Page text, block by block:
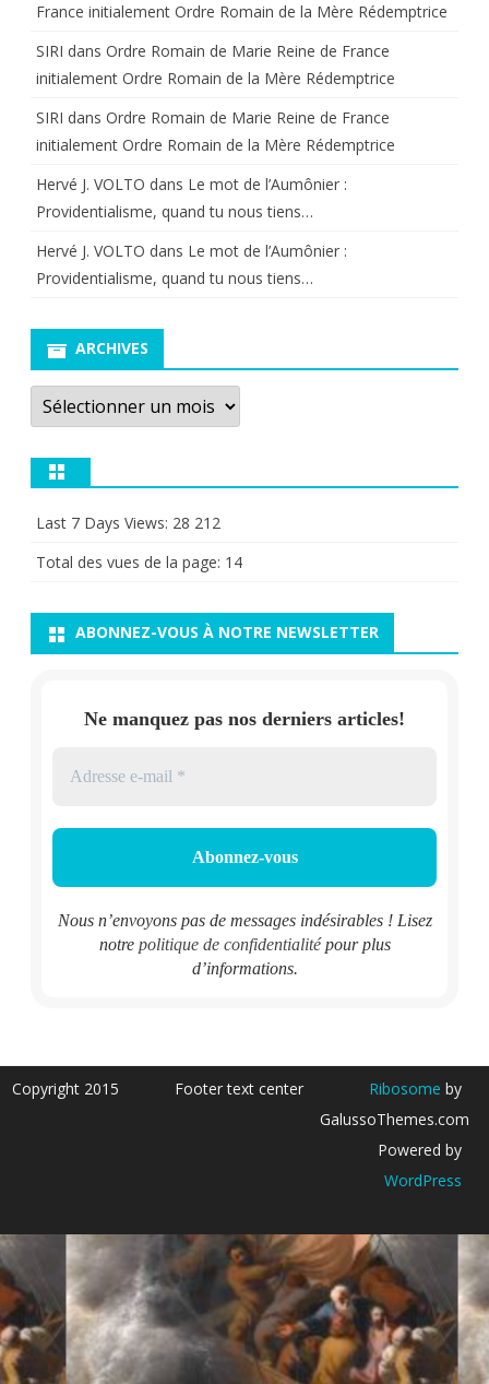
France initialement Ordre Romain de la Mère Rédemptrice
SIRI dans Ordre Romain de Marie Reine de France
initialement Ordre Romain de la Mère Rédemptrice
SIRI dans Ordre Romain de Marie Reine de France
initialement Ordre Romain de la Mère Rédemptrice
Hervé J. VOLTO dans Le mot de l’Aumônier :
Providentialisme, quand tu nous tiens…
Hervé J. VOLTO dans Le mot de l’Aumônier :
Providentialisme, quand tu nous tiens…
ARCHIVES
Archives
Last 7 Days Views: 28 212
Total des vues de la page: 14
ABONNEZ-VOUS À NOTRE NEWSLETTER
Ne manquez pas nos derniers articles!
Nous n’envoyons pas de messages indésirables ! Lisez
notre politique de confidentialitépour plus
d’informations.
Copyright 2015 Footer text center Ribosome by
GalussoThemes.com
Powered by
WordPress